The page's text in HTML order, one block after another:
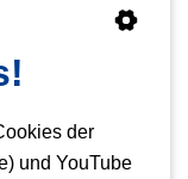
/ 22,0 / 25,4 /
der
und YouTube